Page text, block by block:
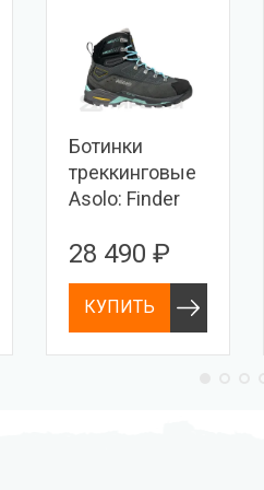
Ботинки
треккинговые
Asolo: Finder
28 490 ₽
КУПИТЬ